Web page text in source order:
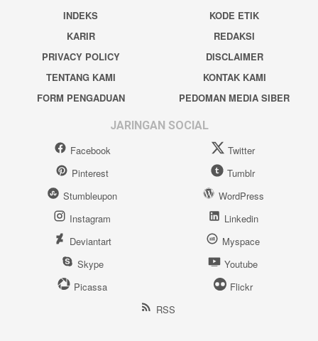
INDEKS
KODE ETIK
KARIR
REDAKSI
PRIVACY POLICY
DISCLAIMER
TENTANG KAMI
KONTAK KAMI
FORM PENGADUAN
PEDOMAN MEDIA SIBER
JARINGAN SOCIAL
Facebook
Twitter
Pinterest
Tumblr
Stumbleupon
WordPress
Instagram
Linkedin
Deviantart
Myspace
Skype
Youtube
Picassa
Flickr
RSS